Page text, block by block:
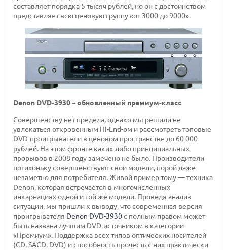
составляет порядка 5 тысяч рублей, но он с достоинством
представляет всю ценовую группу «от 3000 до 9000».
Denon DVD-3930 – обновленный премиум-класс
Совершенству нет предела, однако мы решили не
увлекаться откровенным Hi-End-ом и рассмотреть топовые
DVD-проигрыватели в ценовом пространстве до 60 000
рублей. На этом фронте каких-либо принципиальных
прорывов в 2008 году замечено не было. Производители
потихоньку совершенствуют свои модели, порой даже
незаметно для потребителя. Живой пример тому — техника
Denon, которая встречается в многочисленных
инкарнациях одной и той же модели. Проведя анализ
ситуации, мы пришли к выводу, что современная версия
проигрывателя Denon DVD-3930с полным правом может
быть названа лучшим DVD-источником в категории
«Премиум». Поддержка всех типов оптических носителей
(CD, SACD, DVD) и способность прочесть с них практически